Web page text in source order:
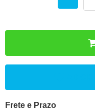
Frete e Prazo